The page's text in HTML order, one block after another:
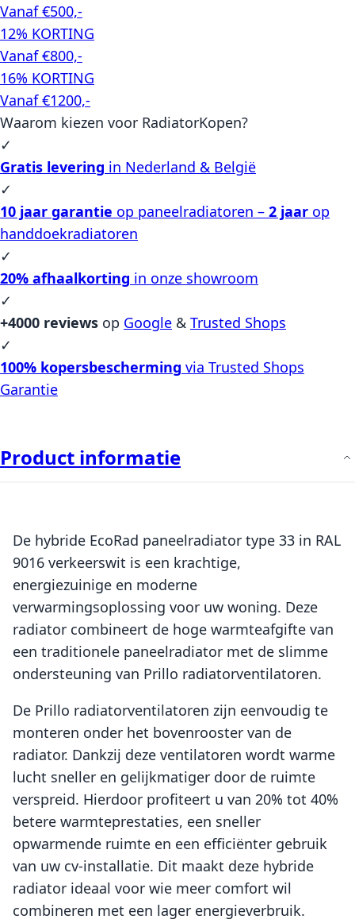
Vanaf €500,-
12% KORTING
Vanaf €800,-
16% KORTING
Vanaf €1200,-
Waarom kiezen voor RadiatorKopen?
✓
Gratis levering in Nederland & België
✓
10 jaar garantie op paneelradiatoren – 2 jaar op
handdoekradiatoren
✓
20% afhaalkorting in onze showroom
✓
+4000 reviews op Google & Trusted Shops
✓
100% kopersbescherming via Trusted Shops
Garantie
Product informatie
De hybride EcoRad paneelradiator type 33 in RAL
9016 verkeerswit is een krachtige,
energiezuinige en moderne
verwarmingsoplossing voor uw woning. Deze
radiator combineert de hoge warmteafgifte van
een traditionele paneelradiator met de slimme
ondersteuning van Prillo radiatorventilatoren.
De Prillo radiatorventilatoren zijn eenvoudig te
monteren onder het bovenrooster van de
radiator. Dankzij deze ventilatoren wordt warme
lucht sneller en gelijkmatiger door de ruimte
verspreid. Hierdoor profiteert u van 20% tot 40%
betere warmteprestaties, een sneller
opwarmende ruimte en een efficiënter gebruik
van uw cv-installatie. Dit maakt deze hybride
radiator ideaal voor wie meer comfort wil
combineren met een lager energieverbruik.